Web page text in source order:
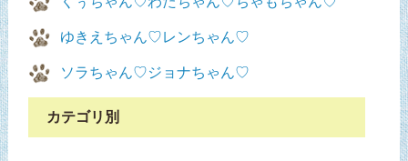
ゆきえちゃん♡レンちゃん♡
ソラちゃん♡ジョナちゃん♡
カテゴリ別